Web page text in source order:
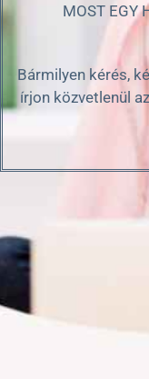
MOST EGY
Bármilyen kérés,
írjon közvetlenül